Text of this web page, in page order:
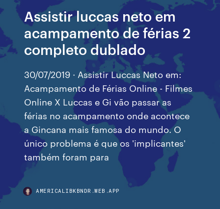
Assistir luccas neto em
acampamento de férias 2
completo dublado
30/07/2019 · Assistir Luccas Neto em:
Acampamento de Férias Online - Filmes
Online X Luccas e Gi vão passar as
férias no acampamento onde acontece
a Gincana mais famosa do mundo. O
único problema é que os 'implicantes'
também foram para
AMERICALIBKBNDR.WEB.APP